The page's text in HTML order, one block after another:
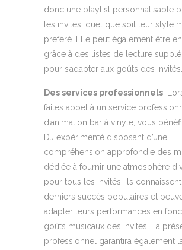
donc une playlist personnalisable
les invités, quel que soit leur style
préféré. Elle peut également être
grâce à des listes de lecture
pour s’adapter aux goûts des invités.
Des services professionnels .
faites appel à un service
d’animation bar à vinyle, vous
DJ expérimenté disposant d’une
compréhension approfondie des
dédiée à fournir une atmosphère
pour tous les invités. Ils
derniers succès populaires et
adapter leurs performances en
goûts musicaux des invités. La
professionnel garantira également